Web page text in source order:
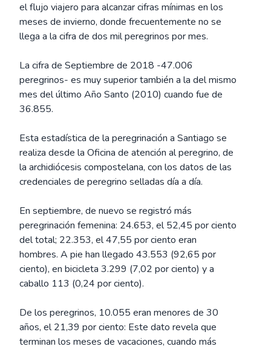
el flujo viajero para alcanzar cifras mínimas en los
meses de invierno, donde frecuentemente no se
llega a la cifra de dos mil peregrinos por mes.
La cifra de Septiembre de 2018 -47.006
peregrinos- es muy superior también a la del mismo
mes del último Año Santo (2010) cuando fue de
36.855.
Esta estadística de la peregrinación a Santiago se
realiza desde la Oficina de atención al peregrino, de
la archidiócesis compostelana, con los datos de las
credenciales de peregrino selladas día a día.
En septiembre, de nuevo se registró más
peregrinación femenina: 24.653, el 52,45 por ciento
del total; 22.353, el 47,55 por ciento eran
hombres. A pie han llegado 43.553 (92,65 por
ciento), en bicicleta 3.299 (7,02 por ciento) y a
caballo 113 (0,24 por ciento).
De los peregrinos, 10.055 eran menores de 30
años, el 21,39 por ciento: Este dato revela que
terminan los meses de vacaciones, cuando más